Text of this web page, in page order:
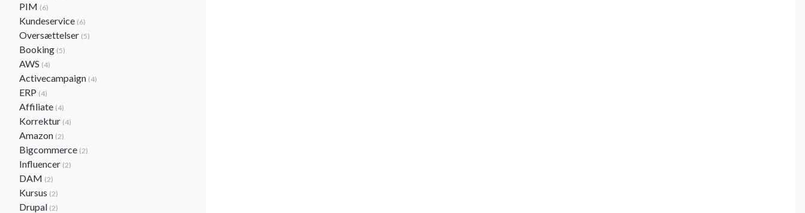
PIM (6)
Kundeservice (6)
Oversættelser (5)
Booking (5)
AWS (4)
Activecampaign (4)
ERP (4)
Affiliate (4)
Korrektur (4)
Amazon (2)
Bigcommerce (2)
Influencer (2)
DAM (2)
Kursus (2)
Drupal (2)